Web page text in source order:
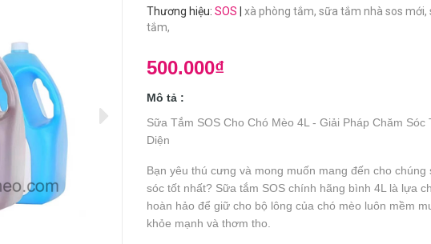
Thương hiệu: SOS xà phòng tắm, sữa tắm nhà sos mới,
tắm,
500.000₫
Mô tả :
Sữa Tắm SOS Cho Chó Mèo 4L - Giải Pháp Chăm Sóc
Diện
Bạn yêu thú cưng và mong muốn mang đến cho chúng
sóc tốt nhất? Sữa tắm SOS chính hãng bình 4L là lựa
hoàn hảo để giữ cho bộ lông của chó mèo luôn mềm
khỏe mạnh và thơm tho.